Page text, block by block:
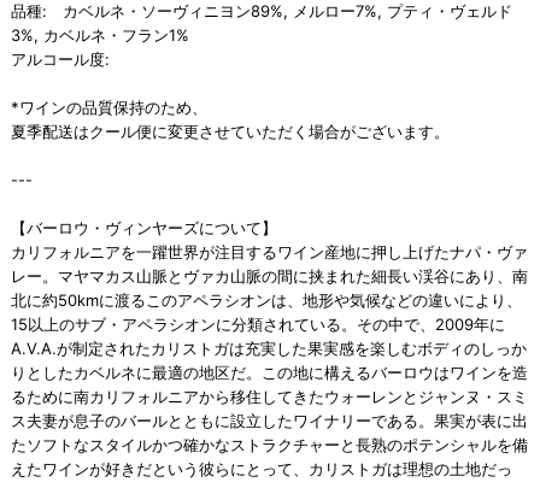
品種: カベルネ・ソーヴィニヨン89%, メルロー7%, プティ・ヴェルド
3%, カベルネ・フラン1%
アルコール度:
*ワインの品質保持のため、
夏季配送はクール便に変更させていただく場合がございます。
---
【バーロウ・ヴィンヤーズについて】
カリフォルニアを一躍世界が注目するワイン産地に押し上げたナパ・ヴァ
レー。マヤマカス山脈とヴァカ山脈の間に挟まれた細長い渓谷にあり、南
北に約50kmに渡るこのアペラシオンは、地形や気候などの違いにより、
15以上のサブ・アペラシオンに分類されている。その中で、2009年に
A.V.A.が制定されたカリストガは充実した果実感を楽しむボディのしっか
りとしたカベルネに最適の地区だ。この地に構えるバーロウはワインを造
るために南カリフォルニアから移住してきたウォーレンとジャンヌ・スミ
ス夫妻が息子のバールとともに設立したワイナリーである。果実が表に出
たソフトなスタイルかつ確かなストラクチャーと長熟のポテンシャルを備
えたワインが好きだという彼らにとって、カリストガは理想の土地だっ